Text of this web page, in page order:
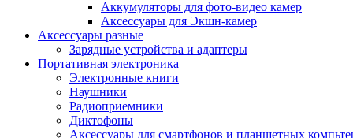
Аккумуляторы для фото-видео камер
Аксессуары для Экшн-камер
Аксессуары разные
Зарядные устройства и адаптеры
Портативная электроника
Электронные книги
Наушники
Радиоприемники
Диктофоны
Аксессуары для смартфонов и планшетных